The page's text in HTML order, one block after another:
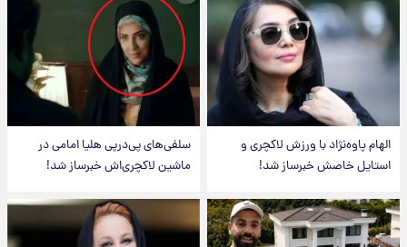
الهام پاوه‌نژاد با ورزش لاکچری و
استایل خاصش خبرساز شد!
سلفی‌های پی‌درپی هلیا امامی در
ماشین لاکچری‌اش خبرساز شد!